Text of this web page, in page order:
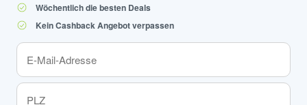
Wöchentlich die besten Deals
Kein Cashback Angebot verpassen